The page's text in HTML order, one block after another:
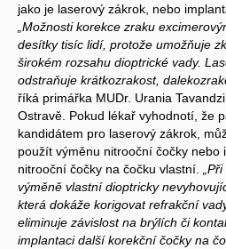
jako je laserový zákrok, nebo
„Možnosti korekce zraku
desítky tisíc lidí, protože umožňuje
širokém rozsahu dioptrické vady.
odstraňuje krátkozrakost,
říká primářka MUDr. Urania
Ostravě. Pokud lékař vyhodnotí, že
kandidátem pro laserový zákrok,
použít výměnu nitrooční čočky nebo
nitrooční čočky na čočku vlastní.
výměně vlastní dioptricky
která dokáže korigovat refrakční
eliminuje závislost na brýlích či
implantaci další korekční čočky na